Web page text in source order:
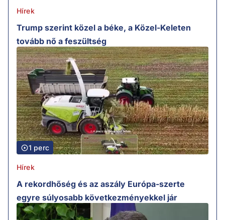
Hírek
Trump szerint közel a béke, a Közel-Keleten
tovább nő a feszültség
1 perc
Hírek
A rekordhőség és az aszály Európa-szerte
egyre súlyosabb következményekkel jár